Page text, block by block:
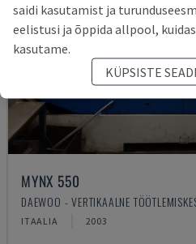
MYNX 550
DAEWOO - VERTIKAALNE
ITAALIA 2003
saidi kasutamist ja
eelistusi ja õppida allpool,
kasutame.
KÜPSISTE